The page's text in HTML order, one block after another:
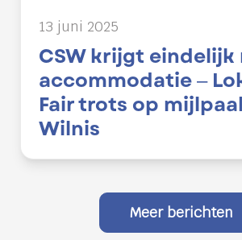
13 juni 2025
CSW krijgt eindelijk
accommodatie –
Fair trots op
Wilnis
Meer berichten